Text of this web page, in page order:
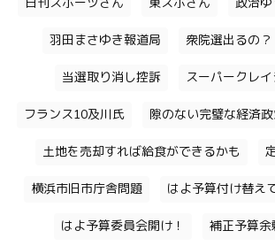
羽田まさゆき報道局 衆院選出るの？
当選取り消し控訴 スーパークレ
フランス10及川氏 隙のない完璧な経済
土地を売却すれば給食ができるかも
横浜市旧市庁舎問題 はよ予算付け替え
はよ予算委員会開け！ 補正予算余